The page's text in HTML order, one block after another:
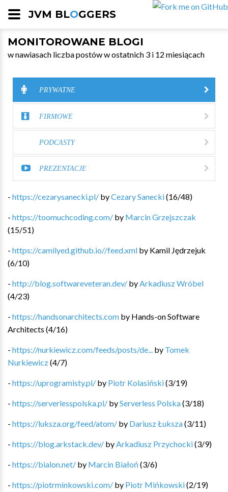
JVM BLOGGERS
MONITOROWANE BLOGI
w nawiasach liczba postów w ostatnich 3 i 12 miesiącach
PRYWATNE
FIRMOWE
PODCASTY
PREZENTACJE
- https://cezarysanecki.pl/ byCezary Sanecki(16/48)
- https://toomuchcoding.com/ by Marcin Grzejszczak
(15/51)
- https://camilyed.github.io//feed.xml by Kamil Jędrzejuk
(6/10)
- http://blog.softwareveteran.dev/ by Arkadiusz Wróbel
(4/23)
- https://handsonarchitects.com by Hands-on Software
Architects (4/16)
- https://nurkiewicz.com/feeds/posts/de... by Tomek
Nurkiewicz(4/7)
- https://uprogramisty.pl/ by Piotr Kolasiński(3/19)
- https://serverlesspolska.pl/ byServerless Polska(3/18)
- https://luksza.org/feed/atom/ by Dariusz Łuksza(3/11)
- https://blog.arkstack.dev/ by Arkadiusz Przychocki(3/9)
- https://bialon.net/ by Marcin Białoń (3/6)
- https://piotrminkowski.com/ by Piotr Mińkowski(2/19)